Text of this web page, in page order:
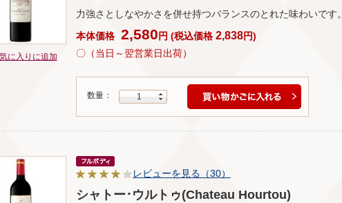
に入りに追加
力強さとしなやかさを併せ持つバランスのとれた味わいです。
本体価格 2,580 円 (税込価格 2,838円)
〇（当日～翌営業日出荷）
数量： 1
レビューを見る（30）
シャトー･ウルトゥ(Chateau Hourtou)